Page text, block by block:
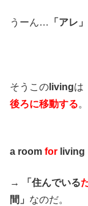
うーん… 「アレ」
そうこの livingは
後ろに移動する。
a room for living
→ 「住んでいる
間」 なのだ。